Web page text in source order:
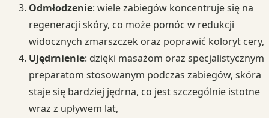
Odmłodzenie: wiele zabiegów koncentruje się na
regeneracji skóry, co może pomóc w redukcji
widocznych zmarszczek oraz poprawić koloryt cery,
Ujędrnienie: dzięki masażom oraz specjalistycznym
preparatom stosowanym podczas zabiegów, skóra
staje się bardziej jędrna, co jest szczególnie istotne
wraz z upływem lat,